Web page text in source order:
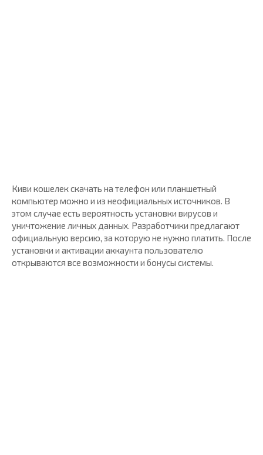
Киви кошелек скачать на телефон или планшетный
компьютер можно и из неофициальных источников. В
этом случае есть вероятность установки вирусов и
уничтожение личных данных. Разработчики предлагают
официальную версию, за которую не нужно платить. После
установки и активации аккаунта пользователю
открываются все возможности и бонусы системы.